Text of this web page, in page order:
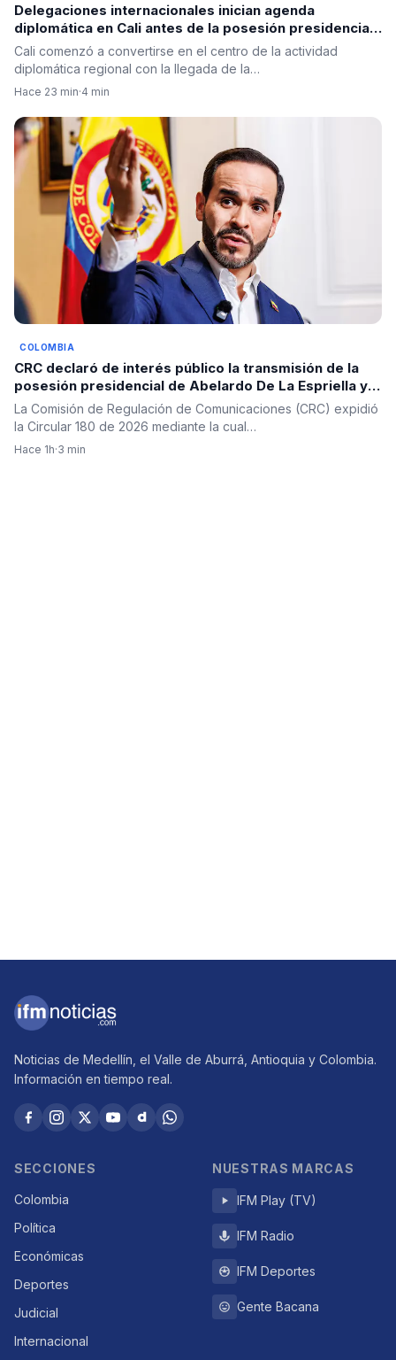
Delegaciones internacionales inician agenda
diplomática en Cali antes de la posesión presidencial
de Abelardo De La Espriella
Cali comenzó a convertirse en el centro de la actividad
diplomática regional con la llegada de la…
Hace 23 min·4 min
COLOMBIA
CRC declaró de interés público la transmisión de la
posesión presidencial de Abelardo De La Espriella y
garantizó acceso para todos los canales
La Comisión de Regulación de Comunicaciones (CRC) expidió
la Circular 180 de 2026 mediante la cual…
Hace 1h·3 min
Noticias de Medellín, el Valle de Aburrá, Antioquia y Colombia.
Información en tiempo real.
SECCIONES
Colombia
Política
Económicas
Deportes
Judicial
Internacional
NUESTRAS MARCAS
IFM Play (TV)
IFM Radio
IFM Deportes
Gente Bacana